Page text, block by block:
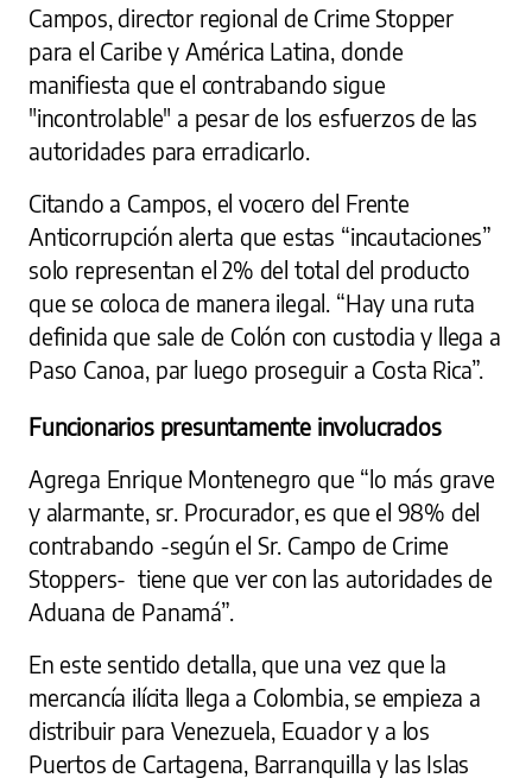
Campos, director regional de Crime Stopper
para el Caribe y América Latina, donde
manifiesta que el contrabando sigue
"incontrolable" a pesar de los esfuerzos de las
autoridades para erradicarlo.
Citando a Campos, el vocero del Frente
Anticorrupción alerta que estas “incautaciones”
solo representan el 2% del total del producto
que se coloca de manera ilegal. “Hay una ruta
definida que sale de Colón con custodia y llega a
Paso Canoa, par luego proseguir a Costa Rica”.
Funcionarios presuntamente involucrados
Agrega Enrique Montenegro que “lo más grave
y alarmante, sr. Procurador, es que el 98% del
contrabando -según el Sr. Campo de Crime
Stoppers- tiene que ver con las autoridades de
Aduana de Panamá”.
En este sentido detalla, que una vez que la
mercancía ilícita llega a Colombia, se empieza a
distribuir para Venezuela, Ecuador y a los
Puertos de Cartagena, Barranquilla y las Islas